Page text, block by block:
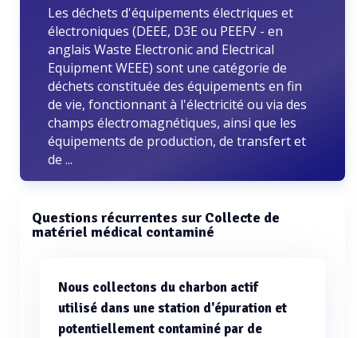
Les déchets d'équipements électriques et
électroniques (DEEE, D3E ou PEEFV - en
anglais Waste Electronic and Electrical
Equipment WEEE) sont une catégorie de
déchets constituée des équipements en fin
de vie, fonctionnant à l'électricité ou via des
champs électromagnétiques, ainsi que les
équipements de production, de transfert et
de ...
Questions récurrentes sur Collecte de
matériel médical contaminé
Nous collectons du charbon actif
utilisé dans une station d'épuration et
potentiellement contaminé par de